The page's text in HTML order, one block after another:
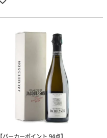
【パーカーポイント 94点】